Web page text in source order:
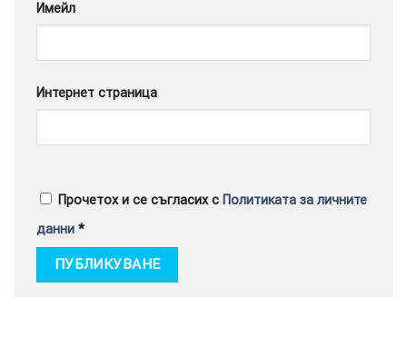
Имейл
Интернет страница
Прочетох и се съгласих с Политиката за личните
данни *